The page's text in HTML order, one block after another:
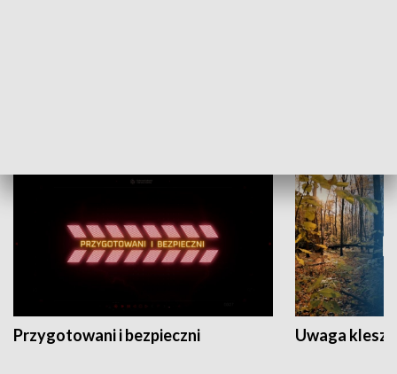
Przygotowani i bezpieczni Uwaga